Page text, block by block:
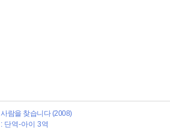
사람을 찾습니다 (2008)
: 단역-아이 3역